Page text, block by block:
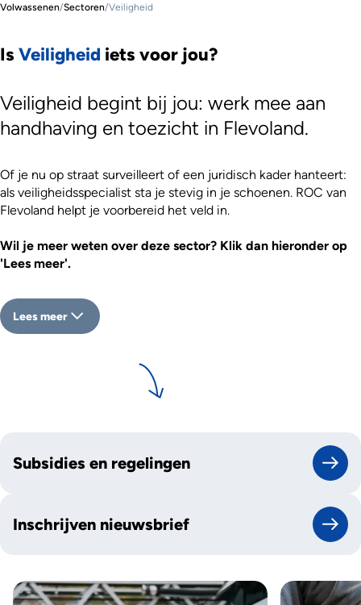
Volwassenen/Sectoren/Veiligheid
Is Veiligheid iets voor jou?
Veiligheid begint bij jou: werk mee aan
handhaving en toezicht in Flevoland.
Of je nu op straat surveilleert of een juridisch kader hanteert:
als veiligheidsspecialist sta je stevig in je schoenen. ROC van
Flevoland helpt je voorbereid het veld in.
Wil je meer weten over deze sector? Klik dan hieronder op
'Lees meer'.
Lees meer
Subsidies en regelingen
Inschrijven nieuwsbrief